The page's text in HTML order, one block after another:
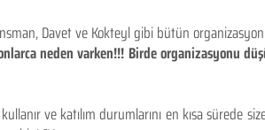
Davet ve Kokteyl gibi bütün
neden varken!!! Birde organizasyonu
ve katılım durumlarını en kısa sürede